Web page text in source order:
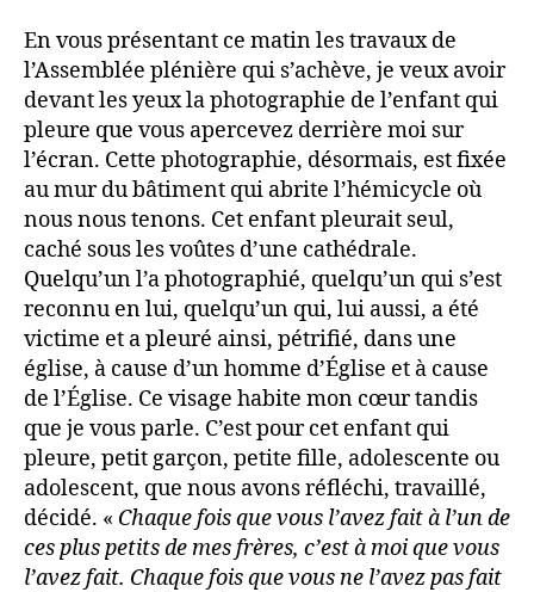
En vous présentant ce matin les travaux de
l’Assemblée plénière qui s’achève, je veux avoir
devant les yeux la photographie de l’enfant qui
pleure que vous apercevez derrière moi sur
l’écran. Cette photographie, désormais, est fixée
au mur du bâtiment qui abrite l’hémicycle où
nous nous tenons. Cet enfant pleurait seul,
caché sous les voûtes d’une cathédrale.
Quelqu’un l’a photographié, quelqu’un qui s’est
reconnu en lui, quelqu’un qui, lui aussi, a été
victime et a pleuré ainsi, pétrifié, dans une
église, à cause d’un homme d’Église et à cause
de l’Église. Ce visage habite mon cœur tandis
que je vous parle. C’est pour cet enfant qui
pleure, petit garçon, petite fille, adolescente ou
adolescent, que nous avons réfléchi, travaillé,
décidé. « Chaque fois que vous l’avez fait à l’un de
ces plus petits de mes frères, c’est à moi que vous
l’avez fait. Chaque fois que vous ne l’avez pas fait